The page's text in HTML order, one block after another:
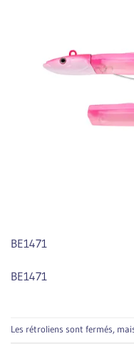
BE1471
BE1471
Les rétroliens sont fermés,